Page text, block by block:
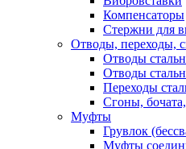
Компенсаторы
Стержни для
Отводы, переходы,
Отводы
Отводы
Переходы
Сгоны,
Муфты
Грувлок
Муфты